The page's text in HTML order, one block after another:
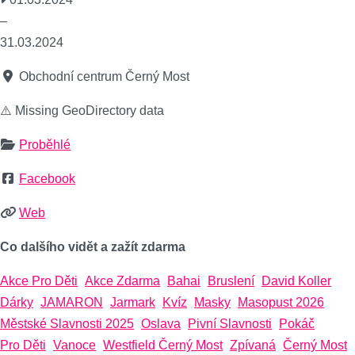
–
31.03.2024
Obchodní centrum Černý Most
⚠️ Missing GeoDirectory data
Proběhlé
Facebook
Web
Co dalšího vidět a zažít zdarma
Akce Pro Děti Akce Zdarma Bahai Bruslení
David Koller
Dárky JAMARON Jarmark Kvíz Masky
Masopust 2026
Městské Slavnosti 2025 Oslava Pivní Slavnosti
Pokáč
Pro Děti Vanoce Westfield Černý Most Zpívaná Černý Most